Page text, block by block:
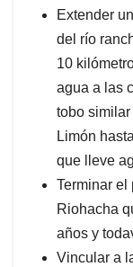
Extender
del río
10
agua a las
tobo
Limón
que lleve
Terminar el
Riohacha
años y
Vincular a